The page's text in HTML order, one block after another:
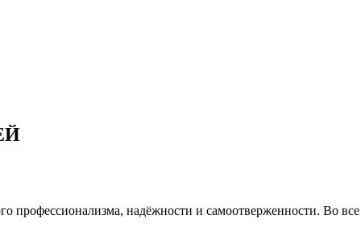
профессионализма, надёжности и самоотверженности. Во